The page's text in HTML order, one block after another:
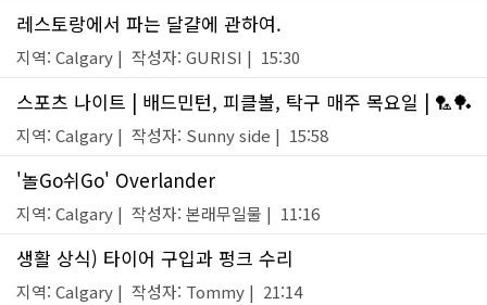
레스토랑에서 파는 달걀에 관하여.
지역: Calgary | 작성자: GURISI | 15:30
스포츠 나이트 | 배드민턴, 피클볼, 탁구 매주 목요일 | 🏸🏓
지역: Calgary | 작성자: Sunny side | 15:58
'놀Go쉬Go' Overlander
지역: Calgary | 작성자: 본래무일물 | 11:16
생활 상식) 타이어 구입과 펑크 수리
지역: Calgary | 작성자: Tommy | 21:14